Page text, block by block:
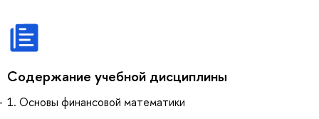
Содержание учебной дисциплины
1. Основы финансовой математики